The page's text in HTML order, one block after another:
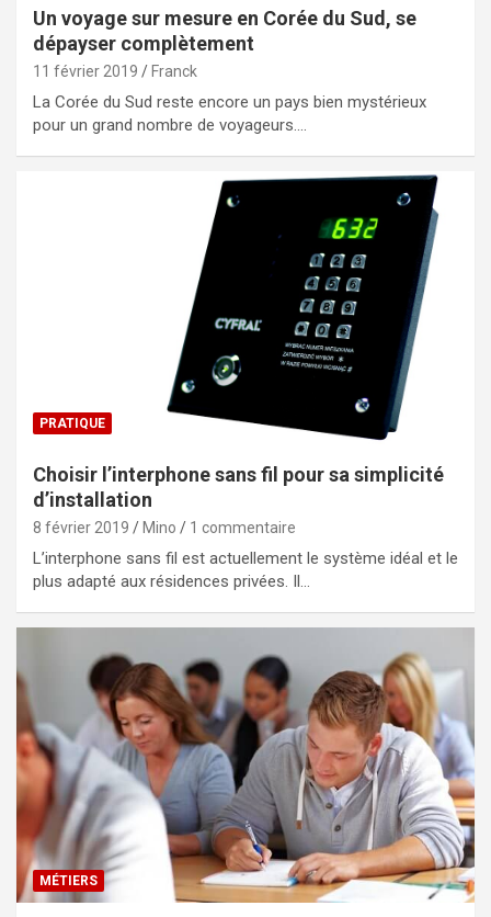
Un voyage sur mesure en Corée du Sud, se
dépayser complètement
11 février 2019 Franck
La Corée du Sud reste encore un pays bien mystérieux
pour un grand nombre de voyageurs.…
PRATIQUE
Choisir l’interphone sans fil pour sa simplicité
d’installation
8 février 2019 Mino 1 commentaire
L’interphone sans fil est actuellement le système idéal et le
plus adapté aux résidences privées. Il…
MÉTIERS